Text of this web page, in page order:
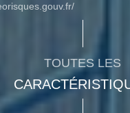
TOUTES LES